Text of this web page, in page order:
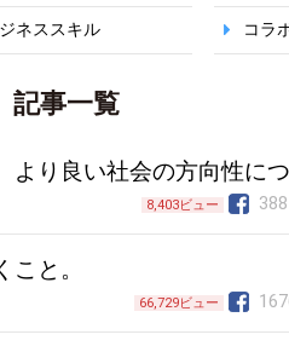
ネススキル コラ
事一覧
より良い社会の方向性に
8,403ビュー 388
と。
66,729ビュー